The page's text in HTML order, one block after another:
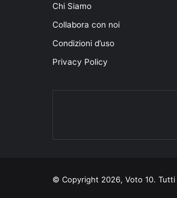
Chi Siamo
Collabora con noi
Condizioni d’uso
Privacy Policy
© Copyright 2026, Voto 10.